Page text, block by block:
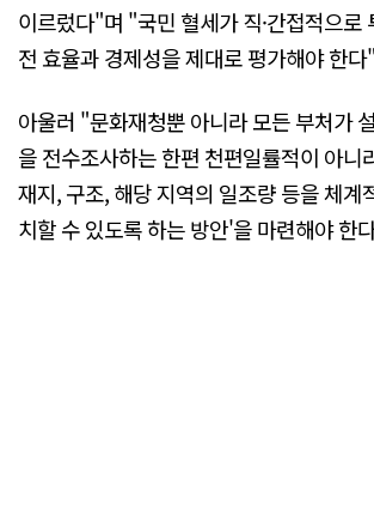
이르렀다"며 "국민 혈세가 직·간접적으로
전 효율과 경제성을 제대로 평가해야 한
아울러 "문화재청뿐 아니라 모든 부처가
을 전수조사하는 한편 천편일률적이 아니
재지, 구조, 해당 지역의 일조량 등을 체계
치할 수 있도록 하는 방안'을 마련해야 한